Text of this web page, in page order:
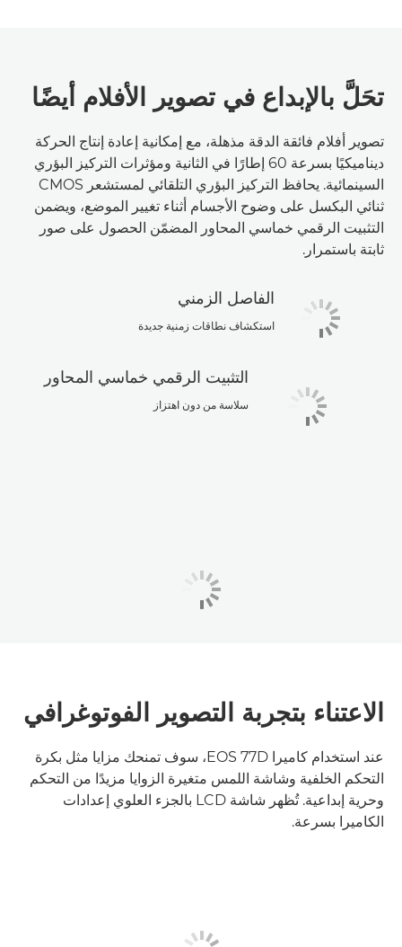
تحَلَّ بالإبداع في تصوير الأفلام أيضًا
تصوير أفلام فائقة الدقة مذهلة، مع إمكانية إعادة إنتاج الحركة
ديناميكيًا بسرعة 60 إطارًا في الثانية ومؤثرات التركيز البؤري
السينمائية. يحافظ التركيز البؤري التلقائي لمستشعر CMOS
ثنائي البكسل على وضوح الأجسام أثناء تغيير الموضع، ويضمن
التثبيت الرقمي خماسي المحاور المضمّن الحصول على صور
ثابتة باستمرار.
الفاصل الزمني
استكشاف نطاقات زمنية جديدة
التثبيت الرقمي خماسي المحاور
سلاسة من دون اهتزاز
الاعتناء بتجربة التصوير الفوتوغرافي
عند استخدام كاميرا EOS 77D، سوف تمنحك مزايا مثل بكرة
التحكم الخلفية وشاشة اللمس متغيرة الزوايا مزيدًا من التحكم
وحرية إبداعية. تُظهر شاشة LCD بالجزء العلوي إعدادات
الكاميرا بسرعة.